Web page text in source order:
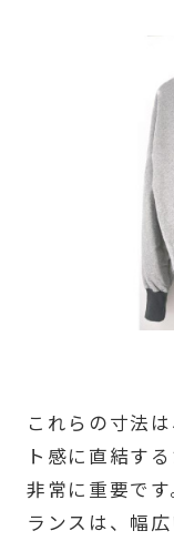
これらの寸法
ト感に直結す
非常に重要で
ランスは、幅